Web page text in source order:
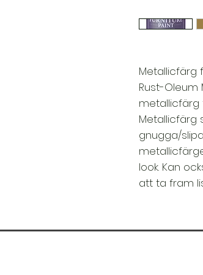
Metallicfärg
Rust-Oleum
metallicfärg
Metallicfärg
gnugga/
look. Kan
att ta fram